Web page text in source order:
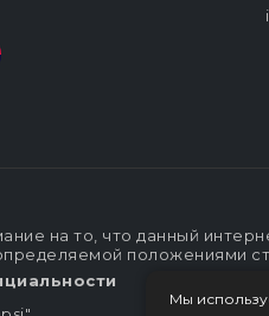
на то, что данный
положениями
Мы